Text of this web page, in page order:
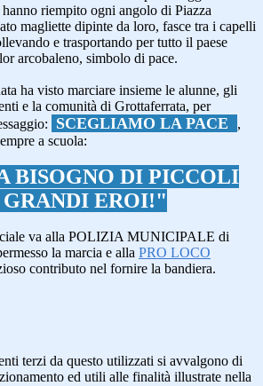
riempito ogni angolo di Piazza
magliette dipinte da loro, fasce tra i capelli
e trasportando per tutto il paese
arcobaleno, simbolo di pace.
ha visto marciare insieme le alunne, gli
e la comunità di Grottaferrata, per
SCEGLIAMO LA PACE
,
a scuola:
BISOGNO DI PICCOLI
EROI!"
va alla POLIZIA MUNICIPALE di
la marcia e alla PRO LOCO
contributo nel fornire la bandiera.
terzi da questo utilizzati si avvalgono di
ed utili alle finalità illustrate nella